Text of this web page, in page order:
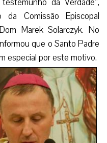
Comissão Episcopal
Marek Solarczyk. No
que o Santo Padre
especial por este motivo.